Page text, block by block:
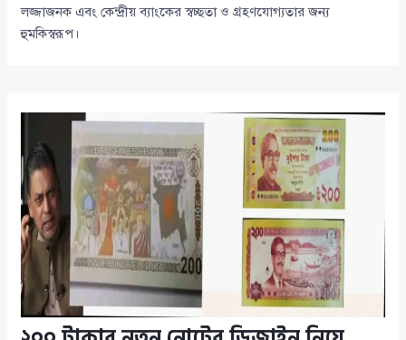
লজ্জাজনক এবং কেন্দ্রীয় ব্যাংকের স্বচ্ছতা ও গ্রহণযোগ্যতার জন্য
হুমকিস্বরূপ।